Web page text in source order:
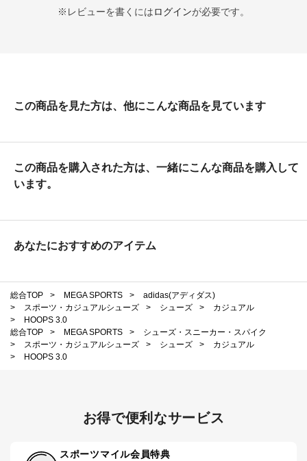
※レビューを書くにはログインが必要です。
この商品を見た方は、他にこんな商品を見ています
この商品を購入された方は、一緒にこんな商品を購入して
います。
あなたにおすすめのアイテム
総合TOP > MEGA SPORTS >
adidas(アディダス)
>
スポーツ・カジュアルシューズ > シューズ >
カジュアル
>
HOOPS 3.0
総合TOP
> MEGA SPORTS >
シューズ・スニーカー・スパイク
>
スポーツ・カジュアルシューズ > シューズ >
カジュアル
>
HOOPS 3.0
お得で便利なサービス
スポーツマイル会員特典